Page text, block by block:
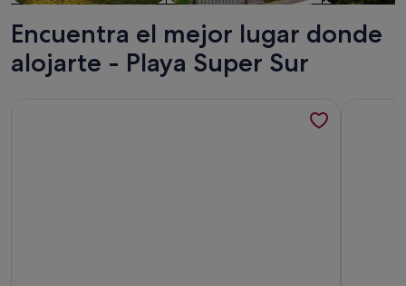
Encuentra el mejor lugar donde
alojarte - Playa Super Sur
Más información sobre VILLA OCEAN, 3 CHB, TRANQUILO,